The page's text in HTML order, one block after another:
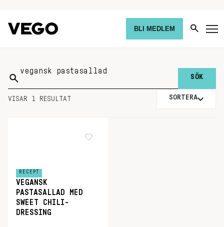
BLI MEDLEM
Sök
på:
VISAR 1 RESULTAT SORTERA
RECEPT
VEGANSK
PASTASALLAD MED
SWEET CHILI-
DRESSING